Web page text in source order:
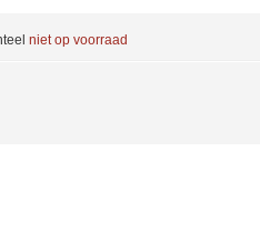
niet op voorraad